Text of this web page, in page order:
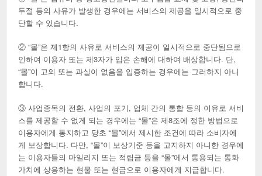
두절 등의 사유가 발생한 경우에는 서비스의 제공을 일시적으로 중
단할 수 있습니다.
② “몰”은 제1항의 사유로 서비스의 제공이 일시적으로 중단됨으로
인하여 이용자 또는 제3자가 입은 손해에 대하여 배상합니다. 단,
“몰”이 고의 또는 과실이 없음을 입증하는 경우에는 그러하지 아니
합니다.
③ 사업종목의 전환, 사업의 포기, 업체 간의 통합 등의 이유로 서비
스를 제공할 수 없게 되는 경우에는 “몰”은 제8조에 정한 방법으로
이용자에게 통지하고 당초 “몰”에서 제시한 조건에 따라 소비자에
게 보상합니다. 다만, “몰”이 보상기준 등을 고지하지 아니한 경우에
는 이용자들의 마일리지 또는 적립금 등을 “몰”에서 통용되는 통화
가치에 상응하는 현물 또는 현금으로 이용자에게 지급합니다.